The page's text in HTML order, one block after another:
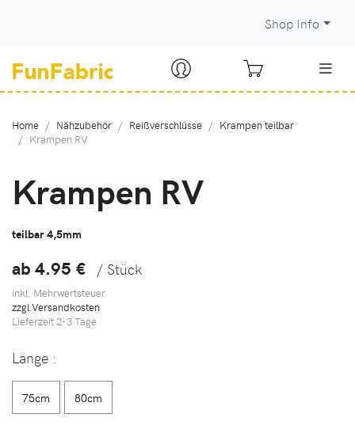
Shop Info
Home Nähzubehör Reißverschlüsse
Krampen teilbar
Krampen RV
Krampen RV
teilbar 4,5mm
ab 4.95 € / Stück
inkl. Mehrwertsteuer
zzgl.Versandkosten
Lieferzeit 2-3Tage
Länge :
75cm 80cm